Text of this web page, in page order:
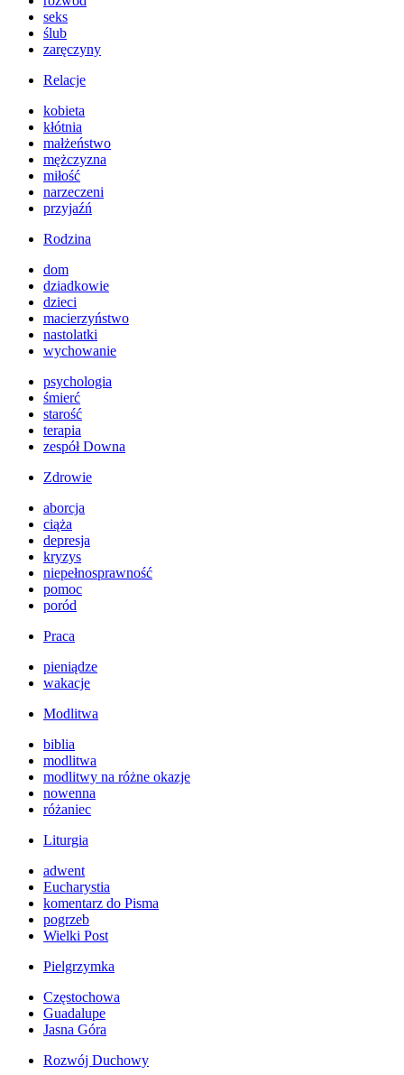
seks
ślub
zaręczyny
Relacje
kobieta
kłótnia
małżeństwo
mężczyzna
miłość
narzeczeni
przyjaźń
Rodzina
dom
dziadkowie
dzieci
macierzyństwo
nastolatki
wychowanie
psychologia
śmierć
starość
terapia
zespół Downa
Zdrowie
aborcja
ciąża
depresja
kryzys
niepełnosprawność
pomoc
poród
Praca
pieniądze
wakacje
Modlitwa
biblia
modlitwa
modlitwy na różne okazje
nowenna
różaniec
Liturgia
adwent
Eucharystia
komentarz do Pisma
pogrzeb
Wielki Post
Pielgrzymka
Częstochowa
Guadalupe
Jasna Góra
Rozwój Duchowy